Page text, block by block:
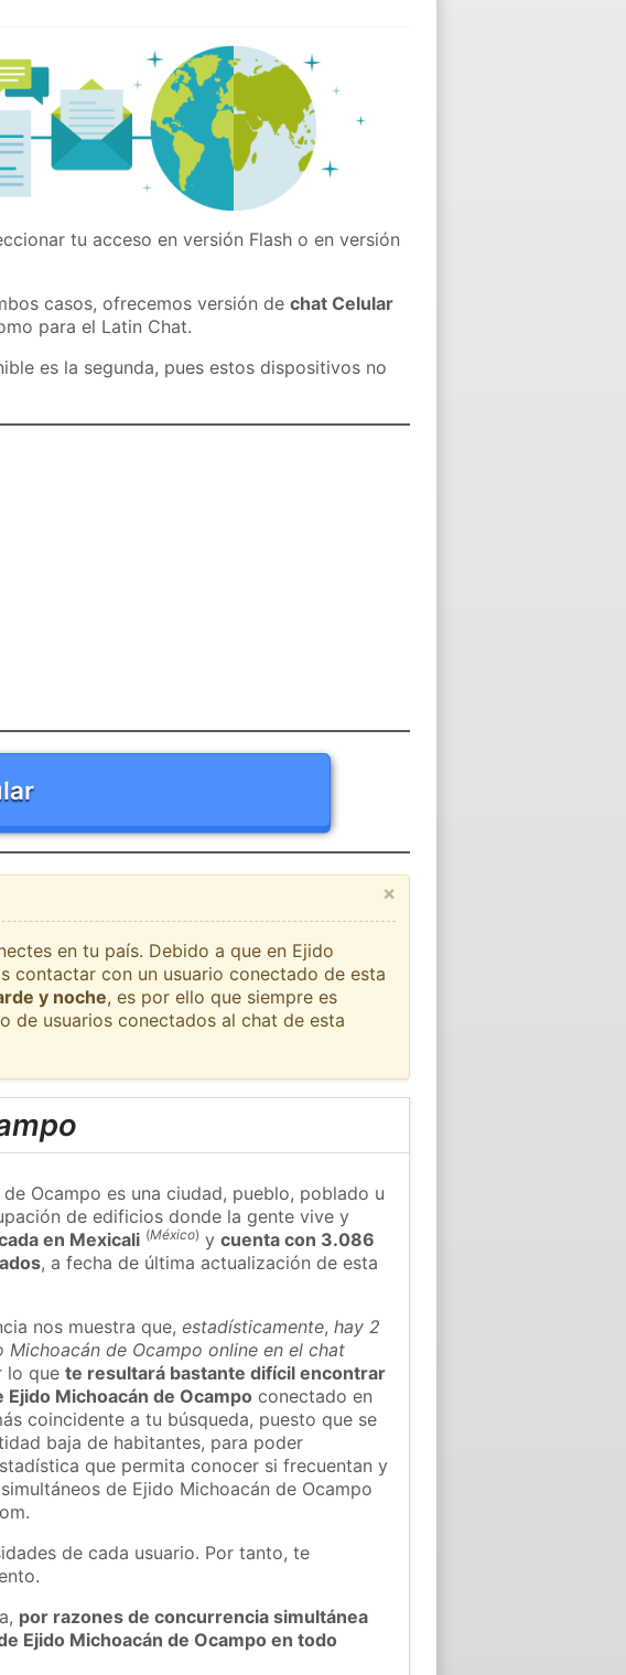
tu acceso en versión Flash o en versión
casos, ofrecemos versión dechat Celular
para el Latin Chat.
es la segunda, pues estos dispositivos no
×
en tu país. Debido a que en Ejido
contactar con un usuario conectado de esta
y noche, es por ello que siempre es
de usuarios conectados al chat de esta
Ocampo es una ciudad, pueblo, poblado u
de edificios donde la gente vive y
en Mexicali (México) ycuenta con 3.086
, a fecha de última actualización de esta
nos muestra que,estadísticamente,hay 2
Michoacán de Ocampo online en el chat
lo quete resultará bastante difícil encontrar
Ejido Michoacán de Ocampo conectado en
coincidente a tu búsqueda, puesto que se
baja de habitantes, para poder
que permita conocer si frecuentan y
de Ejido Michoacán de Ocampo
de cada usuario. Por tanto, te
por razones de concurrencia simultánea
Ejido Michoacán de Ocampo en todo